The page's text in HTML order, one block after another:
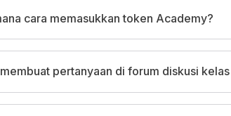
cara memasukkan token Academy?
pertanyaan di forum diskusi kelas